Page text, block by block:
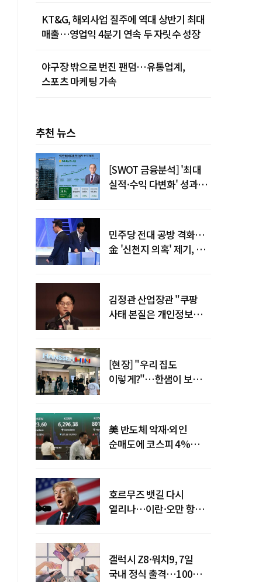
KT&G, 해외사업 질주에 역대 상반기 최대
매출…영업익 4분기 연속 두 자릿수 성장
야구장 밖으로 번진 팬덤…유통업계,
스포츠 마케팅 가속
추천 뉴스
[SWOT 금융분석] '최대
실적·수익 다변화' 성과…
민주당 전대 공방 격화…
金 '신천지 의혹' 제기, 鄭
김정관 산업장관 "쿠팡
사태 본질은 개인정보
[현장] "우리 집도
이렇게?"…한샘이 보여준
美 반도체 악재·외인
순매도에 코스피 4%
호르무즈 뱃길 다시
열리나…이란·오만 항로
갤럭시 Z8·워치9, 7일
국내 정식 출격…100개국